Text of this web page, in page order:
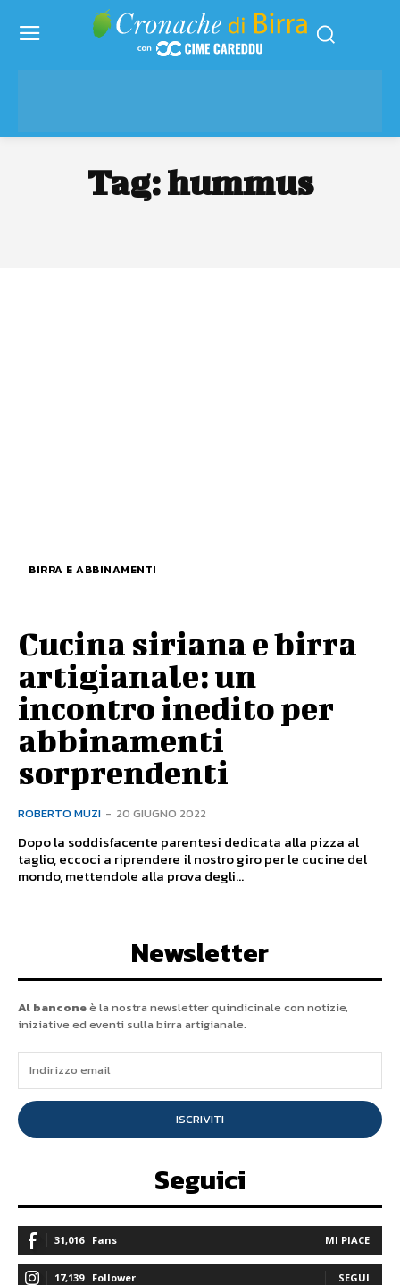
Tag:hummus
BIRRA E ABBINAMENTI
Cucina siriana e birra
artigianale: un
incontro inedito per
abbinamenti
sorprendenti
ROBERTO MUZI - 20 GIUGNO 2022
Dopo la soddisfacente parentesi dedicata alla pizza al
taglio, eccoci a riprendere il nostro giro per le cucine del
mondo, mettendole alla prova degli...
Newsletter
Al banconeè la nostra newsletter quindicinale con notizie,
iniziative ed eventi sulla birra artigianale.
ISCRIVITI
Seguici
31,016 Fans MI PIACE
17,139 Follower SEGUI